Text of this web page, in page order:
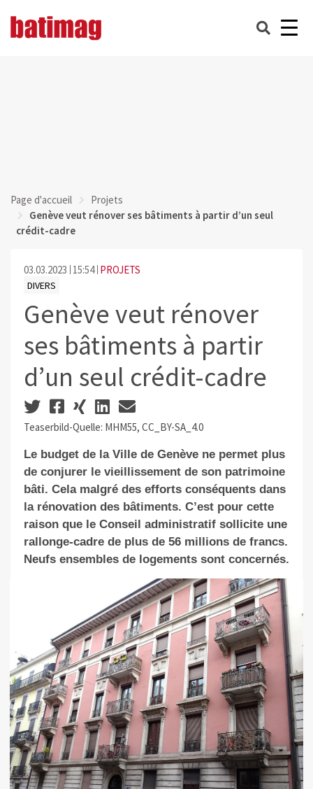
Page d'accueil
Projets
Genève veut rénover ses bâtiments à partir d’un seul
crédit-cadre
03.03.2023 15:54 PROJETS
DIVERS
Genève veut rénover
ses bâtiments à partir
d’un seul crédit-cadre
Teaserbild-Quelle: MHM55, CC_BY-SA_4.0
Le budget de la Ville de Genève ne permet plus
de conjurer le vieillissement de son patrimoine
bâti. Cela malgré des efforts conséquents dans
la rénovation des bâtiments. C’est pour cette
raison que le Conseil administratif sollicite une
rallonge-cadre de plus de 56 millions de francs.
Neufs ensembles de logements sont concernés.